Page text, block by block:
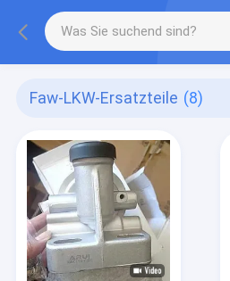
Faw-LKW-Ersatzteile (8)